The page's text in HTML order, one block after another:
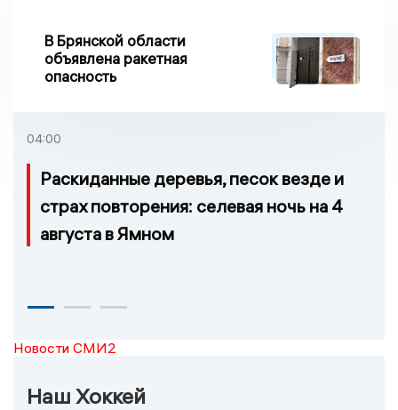
В Брянской области
объявлена ракетная
опасность
04:00
Раскиданные деревья, песок везде и
страх повторения: селевая ночь на 4
августа в Ямном
Новости СМИ2
Наш Хоккей